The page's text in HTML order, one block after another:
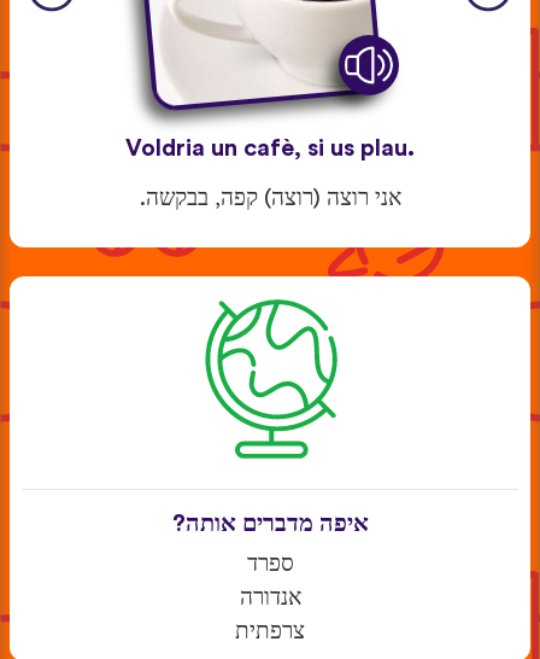
Voldria un cafè, si us plau.
אני רוצה (רוצה) קפה, בבקשה.
איפה מדברים אותה?
ספרד
אנדורה
צרפתית